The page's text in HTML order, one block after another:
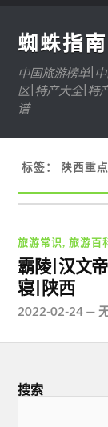
蜘蛛指南
中国旅游榜单|
区|特产大全|特
谱
标签：
陕西重
旅游常识,旅游百
霸陵|汉文
寝|陕西
2022-02-24 —
搜索